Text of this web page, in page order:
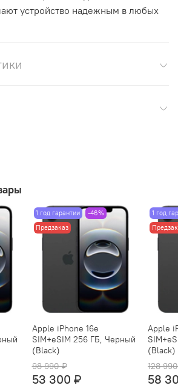
устройство надежным в любых
1 год гарантии
-46%
Предзаказ
Apple iPhone 16e
SIM+eSIM 256 ГБ, Черный
(Black)
98 990 ₽
53 300 ₽
1 год
Apple
(Black)
128
58